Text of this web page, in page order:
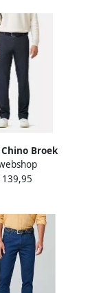
Broek